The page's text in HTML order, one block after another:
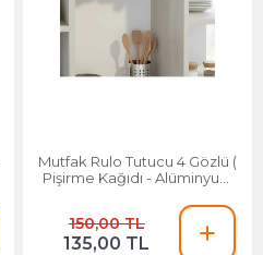
Mutfak Rulo Tutucu 4 Gözlü (
Pişirme Kağıdı - Alüminyum
150,00 TL
135,00 TL